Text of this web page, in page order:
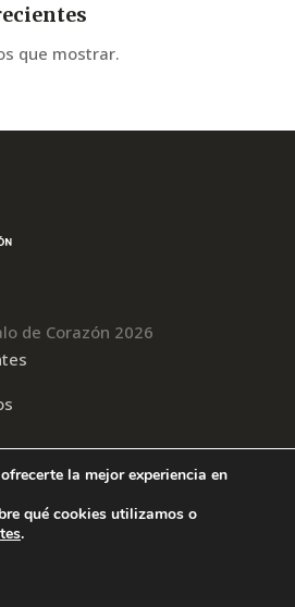
que mostrar.
de Corazón 2026
la mejor experiencia en
qué cookies utilizamos o
.